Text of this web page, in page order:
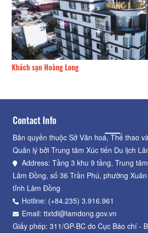
Khách sạn Hoàng Long
Contact Info
Bản quyền thuộc Sở Văn hoá, Thể thao
Quản lý bởi Trung tâm Xúc tiến Du lịch
Address: Tầng 3 khu 9 tầng, Trung
Lâm Đồng, số 36 Trần Phú, phường
tỉnh Lâm Đồng
Hotline: (+84.235) 3.916.961
Email: ttxtdl@lamdong.gov.vn
Giấy phép: 311/GP-BC do Cục Báo chí -